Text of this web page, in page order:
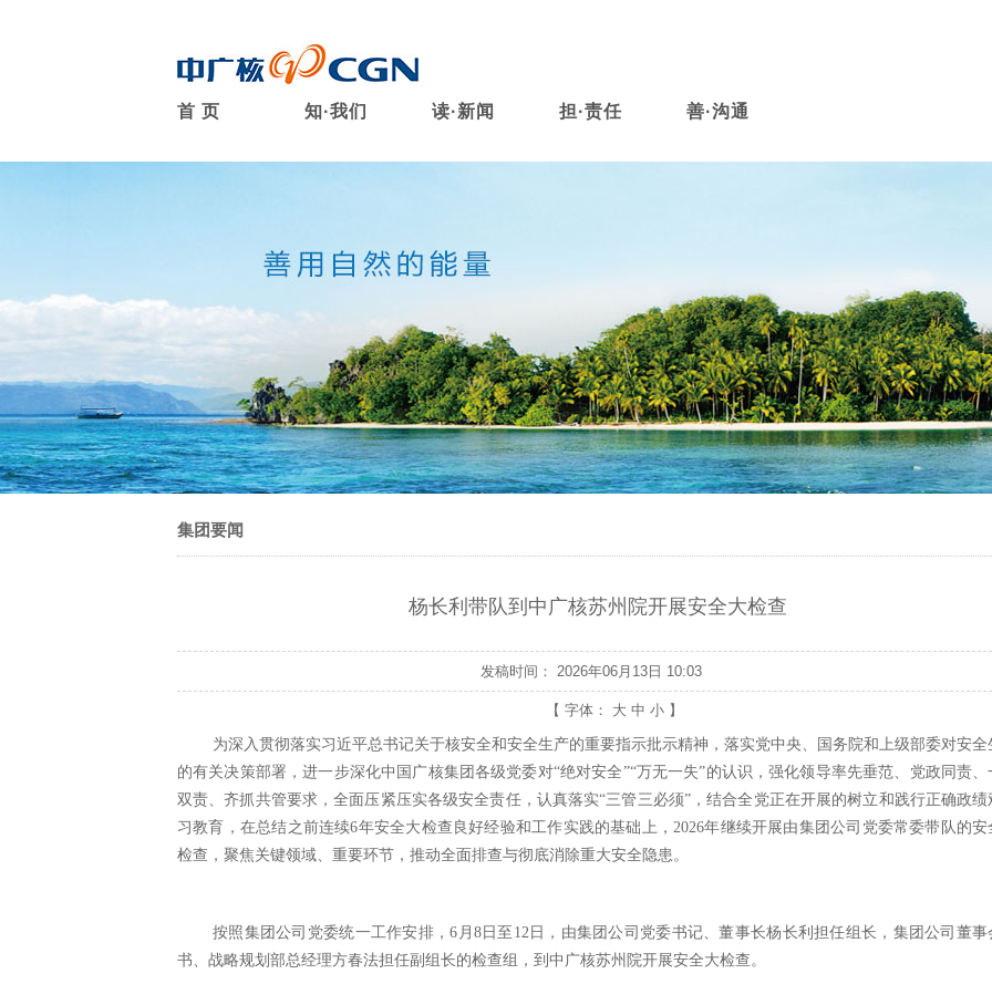
首 页 知·我们 读·新闻 担·责任 善·沟通
集团要闻
杨长利带队到中广核苏州院开展安全大检查
发稿时间：2026年06月13日 10:03
【 字体： 大 中 小 】
为深入贯彻落实习近平总书记关于核安全和安全生产的重要指示批示精神，落实党中央、国务院和上级部委对安全
的有关决策部署，进一步深化中国广核集团各级党委对“绝对安全”“万无一失”的认识，强化领导率先垂范、党政同责、
双责、齐抓共管要求，全面压紧压实各级安全责任，认真落实“三管三必须”，结合全党正在开展的树立和践行正确政绩
习教育，在总结之前连续6年安全大检查良好经验和工作实践的基础上，2026年继续开展由集团公司党委常委带队的安
检查，聚焦关键领域、重要环节，推动全面排查与彻底消除重大安全隐患。
按照集团公司党委统一工作安排，6月8日至12日，由集团公司党委书记、董事长杨长利担任组长，集团公司董事
书、战略规划部总经理方春法担任副组长的检查组，到中广核苏州院开展安全大检查。